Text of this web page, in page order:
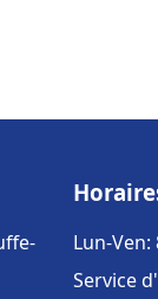
Lun-Ven:
Service